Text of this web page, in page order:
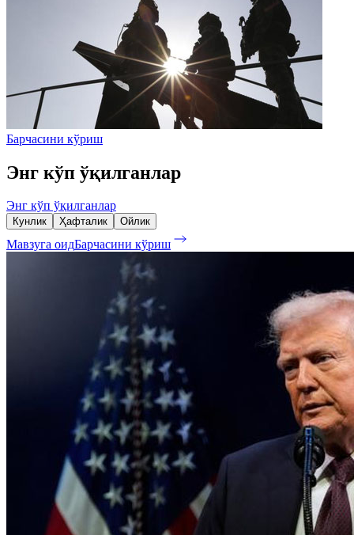
Барчасини кўриш
Энг кўп ўқилганлар
Энг кўп ўқилганлар
Кунлик Ҳафталик Ойлик
Мавзуга оидБарчасини кўриш